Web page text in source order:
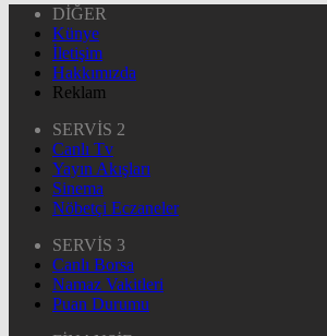
DİĞER
Künye
İletişim
Hakkımızda
Reklam
SERVİS 2
Canlı Tv
Yayın Akışları
Sinema
Nöbetçi Eczaneler
SERVİS 3
Canlı Borsa
Namaz Vakitleri
Puan Durumu